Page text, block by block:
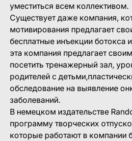
уместиться всем коллективом.
Существует даже компания,
мотивирования предлагает
бесплатные инъекции ботокса
эта компания предлагает
посетить тренажерный зал,
родителей с
обследование на выявление
заболеваний.
В немецком издательстве
программу творческих
которые работают в компании